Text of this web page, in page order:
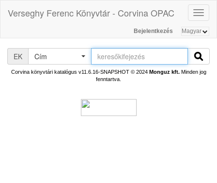
Verseghy Ferenc Könyvtár - Corvina OPAC
Bejelentkezés
EK Cím
Corvina könyvtári katalógus v11.6.16-SNAPSHOT© 2024 Monguz kft.Minden jog
fenntartva.